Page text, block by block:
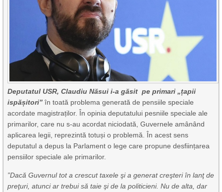
Deputatul USR, Claudiu Năsui i-a găsit pe primari „țapii
ispășitori” în toată problema generată de pensiile speciale
acordate magistraților. În opinia deputatului pesniile speciale ale
primarilor, care nu s-au acordat niciodată, Guvernele amânând
aplicarea legii, reprezintă totuși o problemă. În acest sens
deputatul a depus la Parlament o lege care propune desființarea
pensiilor speciale ale primarilor.
”Dacă Guvernul tot a crescut taxele şi a generat creşteri în lanţ de
preţuri, atunci ar trebui să taie şi de la politicieni. Nu de alta, dar